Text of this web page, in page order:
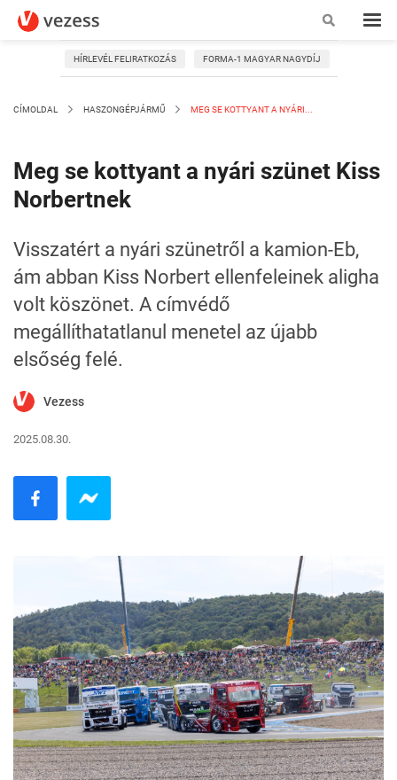
HÍRLEVÉL FELIRATKOZÁS FORMA-1 MAGYAR NAGYDÍJ
CÍMOLDAL HASZONGÉPJÁRMŰ MEG SE KOTTYANT A NYÁRI...
Meg se kottyant a nyári szünet Kiss
Norbertnek
Visszatért a nyári szünetről a kamion-Eb,
ám abban Kiss Norbert ellenfeleinek aligha
volt köszönet. A címvédő
megállíthatatlanul menetel az újabb
elsőség felé.
Vezess
2025.08.30.